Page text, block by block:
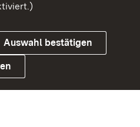
Cookies
Auswahl bestätigen